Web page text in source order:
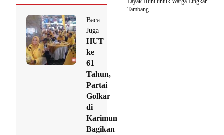
Baca
Juga
HUT
ke
61
Tahun,
Partai
Golkar
di
Karimun
Bagikan
Tambang